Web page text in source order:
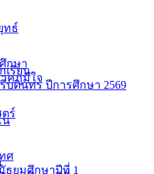
ทธ์
กษา
เรียน
คภูมิใจ
บดินทร ปีการศึกษา 2569
ร์
น
ศ
ธยมศึกษาปีที่ 1